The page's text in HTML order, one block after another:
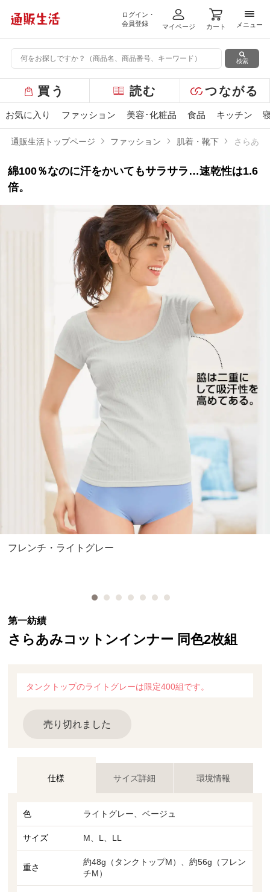
ログイン・
会員登録
マイページ カート
メニ
メニュー
検索
ー
バ
ュ
ー
買う 読む つながる
お気に入り ファッション 美容･化粧品 食品 キッチン
通販生活トップページ ファッション 肌着・靴下 さらあ
綿100％なのに汗をかいてもサラサラ…速乾性は1.6
倍。
フレンチ・ライトグレー
第一紡績
さらあみコットンインナー 同色2枚組
タンクトップのライトグレーは限定400組です。
売り切れました
仕様 サイズ詳細 環境情報
色 ライトグレー、ベージュ
サイズ M、L、LL
重さ
約48g（タンクトップM）、約56g（フレン
チM）